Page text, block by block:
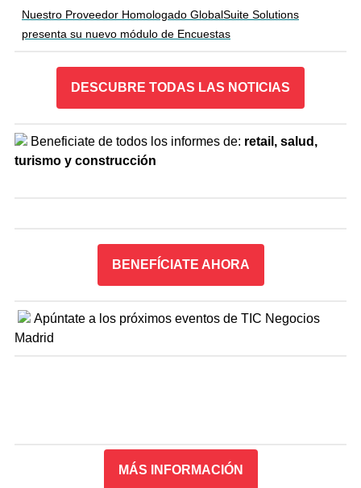
Nuestro Proveedor Homologado GlobalSuite Solutions
presenta su nuevo módulo de Encuestas
DESCUBRE TODAS LAS NOTICIAS
Beneficiate de todos los informes de: retail, salud,
turismo y construcción
BENEFÍCIATE AHORA
Apúntate a los próximos eventos de TIC Negocios
Madrid
MÁS INFORMACIÓN